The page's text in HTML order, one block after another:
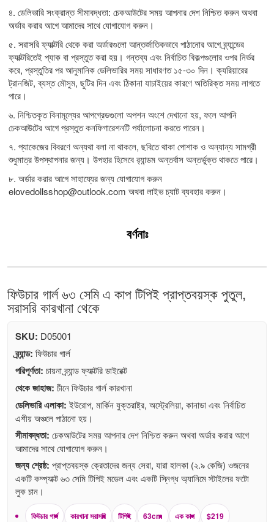
৪. ডেলিভারি সংক্রান্ত সীমাবদ্ধতা: চেকআউটের সময় আপনার দেশ নিশ্চিত করুন অথবা
অর্ডার করার আগে আমাদের সাথে যোগাযোগ করুন।
৫. সরাসরি ফ্যাক্টরি থেকে করা অর্ডারগুলো আন্তর্জাতিকভাবে পাঠানোর আগে ব্র্যান্ডের
ফ্যাক্টরিতেই প্যাক বা প্রস্তুত করা হয়। গন্তব্য এবং নির্বাচিত বিকল্পগুলোর ওপর নির্ভর
করে, প্রস্তুতির পর আনুমানিক ডেলিভারির সময় সাধারণত ১৫-৩০ দিন। ক্যরিয়ারের
ট্রানজিট, ব্যস্ত মৌসুম, ছুটির দিন এবং ঠিকানা যাচাইয়ের কারণে অতিরিক্ত সময় লাগতে
পারে।
৬. নিশ্চিতকৃত বিনামূল্যের আপগ্রেডগুলো অপশন অংশে দেখানো হয়, ফলে আপনি
চেকআউটের আগে প্রস্তুত কনফিগারেশনটি পর্যালোচনা করতে পারেন।
৭. প্যাকেজের বিবরণে অন্যথা বলা না থাকলে, ছবিতে থাকা পোশাক ও অন্যান্য সামগ্রী
শুধুমাত্র উপস্থাপনার জন্য। উপহার হিসেবে র‍্যান্ডম অন্তর্বাস অন্তর্ভুক্ত থাকতে পারে।
৮. অর্ডার করার আগে সাহায্যের জন্য যোগাযোগ করুন
elovedollsshop@outlook.com অথবা লাইভ চ্যাট ব্যবহার করুন।
বর্ণনাঃ
ফিউচার গার্ল ৬৩ সেমি এ কাপ টিপিই প্রাপ্তবয়স্ক পুতুল,
সরাসরি কারখানা থেকে
SKU: D05001
ব্র্যান্ড: ফিউচার গার্ল
পরিপূর্ণতা: চায়না ব্র্যান্ড ফ্যাক্টরি ডাইরেক্ট
থেকে জাহাজ: চীনে ফিউচার গার্ল কারখানা
ডেলিভারি এলাকা: ইউরোপ, মার্কিন যুক্তরাষ্ট্র, অস্ট্রেলিয়া, কানাডা এবং নির্বাচিত
এশীয় অঞ্চলে পাঠানো হয়।
সীমাবদ্ধতা: চেকআউটের সময় আপনার দেশ নিশ্চিত করুন অথবা অর্ডার করার আগে
আমাদের সাথে যোগাযোগ করুন।
জন্য শ্রেষ্ঠ: প্রাপ্তবয়স্ক ক্রেতাদের জন্য সেরা, যারা হালকা (২.৯ কেজি) ওজনের
একটি কম্প্যাক্ট ৬৩ সেমি টিপিই মডেল এবং একটি স্নিগ্ধ অ্যানিমে স্টাইলের ফটো
লুক চান।
ফিউচার গার্ল কারখানা সরাসরি টিপিই 63cm এক কাপ $219